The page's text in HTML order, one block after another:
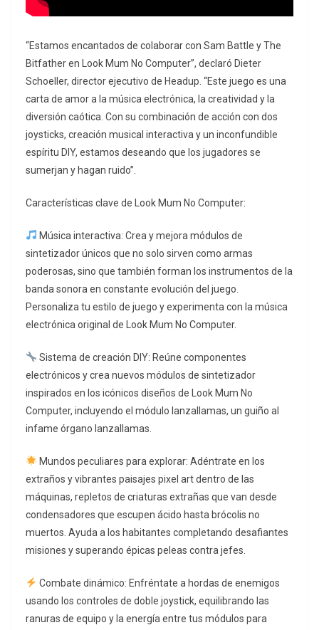
“Estamos encantados de colaborar con Sam Battle y The
Bitfather en Look Mum No Computer”, declaró Dieter
Schoeller, director ejecutivo de Headup. “Este juego es una
carta de amor a la música electrónica, la creatividad y la
diversión caótica. Con su combinación de acción con dos
joysticks, creación musical interactiva y un inconfundible
espíritu DIY, estamos deseando que los jugadores se
sumerjan y hagan ruido”.
Características clave de Look Mum No Computer:
Música interactiva: Crea y mejora módulos de
sintetizador únicos que no solo sirven como armas
poderosas, sino que también forman los instrumentos de la
banda sonora en constante evolución del juego.
Personaliza tu estilo de juego y experimenta con la música
electrónica original de Look Mum No Computer.
Sistema de creación DIY: Reúne componentes
electrónicos y crea nuevos módulos de sintetizador
inspirados en los icónicos diseños de Look Mum No
Computer, incluyendo el módulo lanzallamas, un guiño al
infame órgano lanzallamas.
Mundos peculiares para explorar: Adéntrate en los
extraños y vibrantes paisajes pixel art dentro de las
máquinas, repletos de criaturas extrañas que van desde
condensadores que escupen ácido hasta brócolis no
muertos. Ayuda a los habitantes completando desafiantes
misiones y superando épicas peleas contra jefes.
Combate dinámico: Enfréntate a hordas de enemigos
usando los controles de doble joystick, equilibrando las
ranuras de equipo y la energía entre tus módulos para